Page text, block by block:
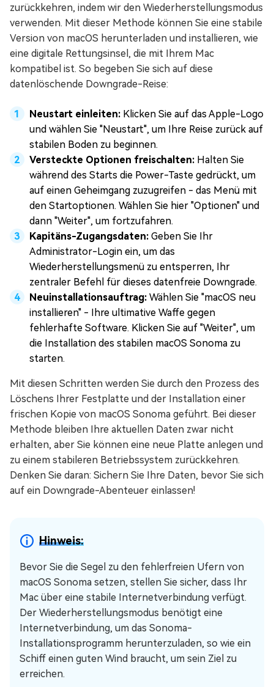
zurückkehren, indem wir den Wiederherstellungsmodus
verwenden. Mit dieser Methode können Sie eine stabile
Version von macOS herunterladen und installieren, wie
eine digitale Rettungsinsel, die mit Ihrem Mac
kompatibel ist. So begeben Sie sich auf diese
datenlöschende Downgrade-Reise:
Neustart einleiten: Klicken Sie auf das Apple-Logo
und wählen Sie "Neustart", um Ihre Reise zurück auf
stabilen Boden zu beginnen.
Versteckte Optionen freischalten: Halten Sie
während des Starts die Power-Taste gedrückt, um
auf einen Geheimgang zuzugreifen - das Menü mit
den Startoptionen. Wählen Sie hier "Optionen" und
dann "Weiter", um fortzufahren.
Kapitäns-Zugangsdaten: Geben Sie Ihr
Administrator-Login ein, um das
Wiederherstellungsmenü zu entsperren, Ihr
zentraler Befehl für dieses datenfreie Downgrade.
Neuinstallationsauftrag: Wählen Sie "macOS neu
installieren" - Ihre ultimative Waffe gegen
fehlerhafte Software. Klicken Sie auf "Weiter", um
die Installation des stabilen macOS Sonoma zu
starten.
Mit diesen Schritten werden Sie durch den Prozess des
Löschens Ihrer Festplatte und der Installation einer
frischen Kopie von macOS Sonoma geführt. Bei dieser
Methode bleiben Ihre aktuellen Daten zwar nicht
erhalten, aber Sie können eine neue Platte anlegen und
zu einem stabileren Betriebssystem zurückkehren.
Denken Sie daran: Sichern Sie Ihre Daten, bevor Sie sich
auf ein Downgrade-Abenteuer einlassen!
Hinweis:
Bevor Sie die Segel zu den fehlerfreien Ufern von
macOS Sonoma setzen, stellen Sie sicher, dass Ihr
Mac über eine stabile Internetverbindung verfügt.
Der Wiederherstellungsmodus benötigt eine
Internetverbindung, um das Sonoma-
Installationsprogramm herunterzuladen, so wie ein
Schiff einen guten Wind braucht, um sein Ziel zu
erreichen.